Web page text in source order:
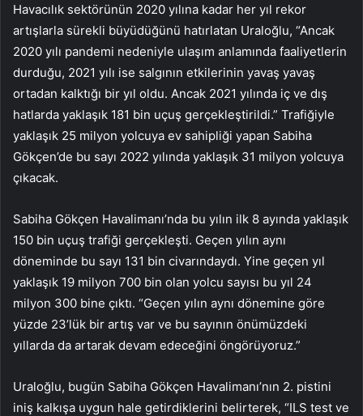
Havacılık sektörünün 2020 yılına kadar her yıl rekor
artışlarla sürekli büyüdüğünü hatırlatan Uraloğlu, “Ancak
2020 yılı pandemi nedeniyle ulaşım anlamında faaliyetlerin
durduğu, 2021 yılı ise salgının etkilerinin yavaş yavaş
ortadan kalktığı bir yıl oldu. Ancak 2021 yılında iç ve dış
hatlarda yaklaşık 181 bin uçuş gerçekleştirildi.” Trafiğiyle
yaklaşık 25 milyon yolcuya ev sahipliği yapan Sabiha
Gökçen’de bu sayı 2022 yılında yaklaşık 31 milyon yolcuya
çıkacak.
Sabiha Gökçen Havalimanı’nda bu yılın ilk 8 ayında yaklaşık
150 bin uçuş trafiği gerçekleşti. Geçen yılın aynı
döneminde bu sayı 131 bin civarındaydı. Yine geçen yıl
yaklaşık 19 milyon 700 bin olan yolcu sayısı bu yıl 24
milyon 300 bine çıktı. “Geçen yılın aynı dönemine göre
yüzde 23’lük bir artış var ve bu sayının önümüzdeki
yıllarda da artarak devam edeceğini öngörüyoruz.”
Uraloğlu, bugün Sabiha Gökçen Havalimanı’nın 2. pistini
iniş kalkışa uygun hale getirdiklerini belirterek, “ILS test ve